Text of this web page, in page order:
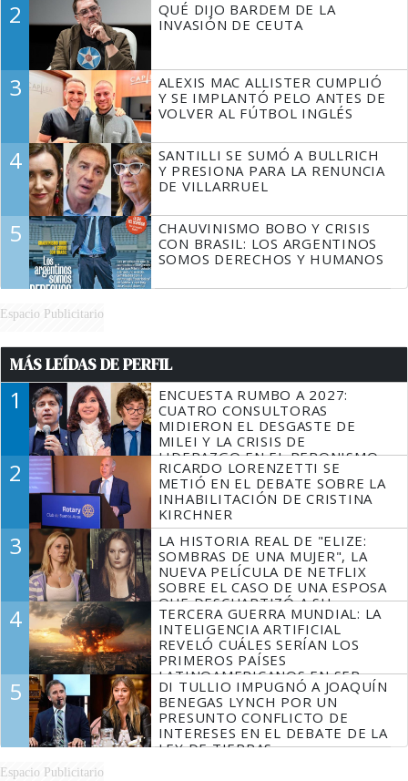
TIENE QUE HACER"
2
QUÉ DIJO BARDEM DE LA
INVASIÓN DE CEUTA
3
ALEXIS MAC ALLISTER CUMPLIÓ
Y SE IMPLANTÓ PELO ANTES DE
VOLVER AL FÚTBOL INGLÉS
4
SANTILLI SE SUMÓ A BULLRICH
Y PRESIONA PARA LA RENUNCIA
DE VILLARRUEL
5
CHAUVINISMO BOBO Y CRISIS
CON BRASIL: LOS ARGENTINOS
SOMOS DERECHOS Y HUMANOS
Espacio Publicitario
MÁS LEÍDAS DE PERFIL
1
ENCUESTA RUMBO A 2027:
CUATRO CONSULTORAS
MIDIERON EL DESGASTE DE
MILEI Y LA CRISIS DE
LIDERAZGO EN EL PERONISMO
2
RICARDO LORENZETTI SE
METIÓ EN EL DEBATE SOBRE LA
INHABILITACIÓN DE CRISTINA
KIRCHNER
3
LA HISTORIA REAL DE "ELIZE:
SOMBRAS DE UNA MUJER", LA
NUEVA PELÍCULA DE NETFLIX
SOBRE EL CASO DE UNA ESPOSA
QUE DESCUARTIZÓ A SU
MARIDO
4
TERCERA GUERRA MUNDIAL: LA
INTELIGENCIA ARTIFICIAL
REVELÓ CUÁLES SERÍAN LOS
PRIMEROS PAÍSES
LATINOAMERICANOS EN SER
DERROTADOS
5
DI TULLIO IMPUGNÓ A JOAQUÍN
BENEGAS LYNCH POR UN
PRESUNTO CONFLICTO DE
INTERESES EN EL DEBATE DE LA
LEY DE TIERRAS
Espacio Publicitario